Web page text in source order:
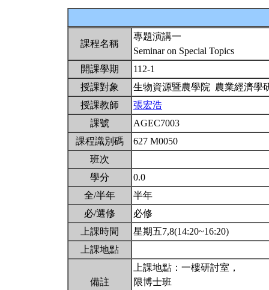
課程名稱
專題演講一
Seminar on Special Topics
開課學期
112-1
授課對象
生物資源暨農學院 農業經濟學
授課教師
張宏浩
課號
AGEC7003
課程識別碼
627 M0050
班次
學分
0.0
全/半年
半年
必/選修
必修
上課時間
星期五7,8(14:20~16:20)
上課地點
備註
上課地點：一樓研討室，
限博士班